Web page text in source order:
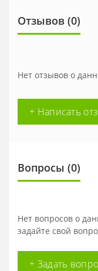
Отзывов (0)
Нет отзывов о
+ Написать
Вопросы (0)
Нет вопросов о
задайте свой
+ Задать